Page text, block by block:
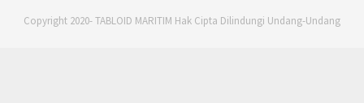
Copyright 2020- TABLOID MARITIM Hak Cipta Dilindungi Undang-Undang